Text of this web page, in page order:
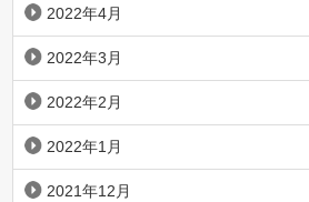
2022年4月
2022年3月
2022年2月
2022年1月
2021年12月